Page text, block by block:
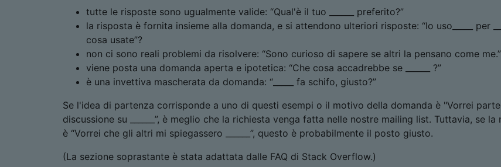
tutte le risposte sono ugualmente valide: “Qual'è il tuo ______ preferito?”
la risposta è fornita insieme alla domanda, e si attendono ulteriori risposte: “Io uso_____ per
cosa usate”?
non ci sono reali problemi da risolvere: “Sono curioso di sapere se altri la pensano come me.”
viene posta una domanda aperta e ipotetica: “Che cosa accadrebbe se ______ ?”
è una invettiva mascherata da domanda: “_____ fa schifo, giusto?”
Se l'idea di partenza corrisponde a uno di questi esempi o il motivo della domanda è "Vorrei
discussione su ______”, è meglio che la richiesta venga fatta nelle nostre mailing list. Tuttavia, se
è “Vorrei che gli altri mi spiegassero ______”, questo è probabilmente il posto giusto.
(La sezione soprastante è stata adattata dalle FAQ di Stack Overflow.)